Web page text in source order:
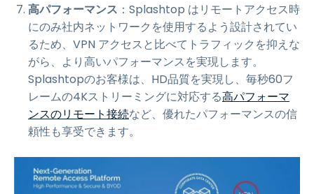
高パフォーマンス ：Splashtop はリモートアクセス時
にのみ社内ネットワークを使用するよう設計されてい
るため、VPN アクセスと比べてトラフィックを抑えな
がら、より高いパフォーマンスを実現します。
Splashtopのお客様は、HD品質を実現し、毎秒60フ
レームの4Kストリーミングに対応する高パフォーマ
ンスのリモート接続など、優れたパフォーマンスの信
頼性も享受できます。